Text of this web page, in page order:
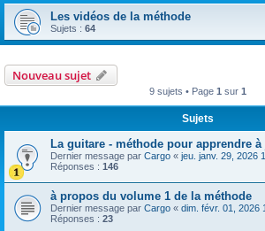
Les vidéos de la méthode
Sujets : 64
Nouveau sujet
9 sujets • Page 1 sur 1
Sujets
La guitare - méthode pour apprendre
Dernier message par Cargo « jeu. janv. 29, 2026
Réponses : 146
à propos du volume 1 de la méthode
Dernier message par Cargo « dim. févr. 01, 2026
Réponses : 23